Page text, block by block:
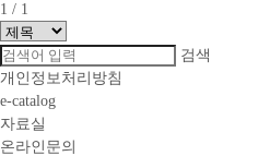
1 / 1
검색
개인정보처리방침
e-catalog
자료실
온라인문의